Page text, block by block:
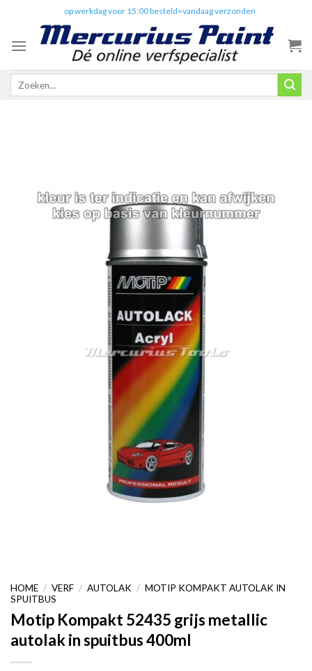
content
op werkdag voor 15:00 besteld=vandaag verzonden
Zoeken
HOME / VERF / AUTOLAK / MOTIP KOMPAKT AUTOLAK IN
SPUITBUS
Motip Kompakt 52435 grijs metallic
autolak in spuitbus 400ml